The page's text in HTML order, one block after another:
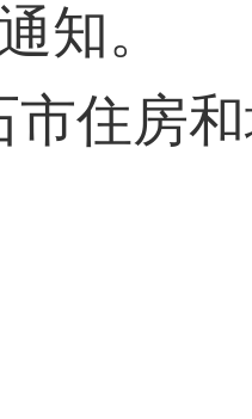
知。
市住房